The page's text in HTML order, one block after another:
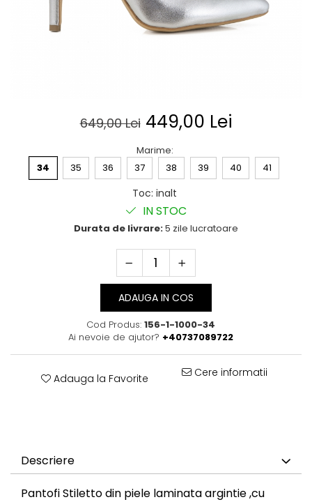
649,00 Lei 449,00 Lei
Marime:
34
35 36 37 38 39 40 41
Toc: inalt
IN STOC
Durata de livrare:5 zile lucratoare
ADAUGA IN COS
Cod Produs: 156-1-1000-34
Ai nevoie de ajutor? +40737089722
Adauga la Favorite Cere informatii
Descriere
Pantofi Stiletto din piele laminata argintie ,cu